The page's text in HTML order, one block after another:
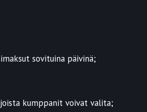
sovituina päivinä;
kumppanit voivat valita;